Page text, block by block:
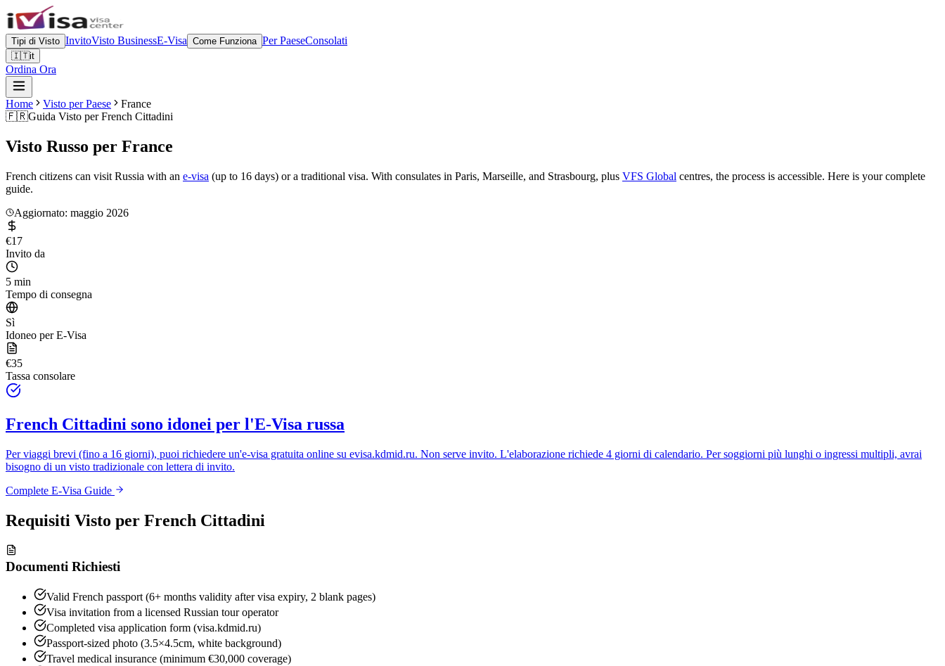
Tipi di Visto InvitoVisto BusinessE-Visa Come Funziona Per PaeseConsolati
🇮🇹it
Ordina Ora
Home Visto per Paese
France
🇫🇷Guida Visto per French Cittadini
Visto Russo per France
French citizens can visit Russia with an e-visa (up to 16 days) or a traditional visa. With consulates in Paris, Marseille, and Strasbourg, plus VFS Global centres, the process is accessible. Here is your complete
guide.
Aggiornato: maggio 2026
€17
Invito da
5 min
Tempo di consegna
Sì
Idoneo per E-Visa
€35
Tassa consolare
French Cittadini sono idonei per l'E-Visa russa
Per viaggi brevi (fino a 16 giorni), puoi richiedere un'e-visa gratuita online su evisa.kdmid.ru. Non serve invito. L'elaborazione richiede 4 giorni di calendario. Per soggiorni più lunghi o ingressi multipli, avrai
bisogno di un visto tradizionale con lettera di invito.
Complete E-Visa Guide
Requisiti Visto per French Cittadini
Documenti Richiesti
Valid French passport (6+ months validity after visa expiry, 2 blank pages)
Visa invitation from a licensed Russian tour operator
Completed visa application form (visa.kdmid.ru)
Passport-sized photo (3.5×4.5cm, white background)
Travel medical insurance (minimum €30,000 coverage)